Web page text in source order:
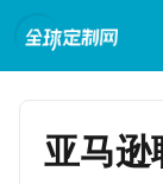
亚马逊